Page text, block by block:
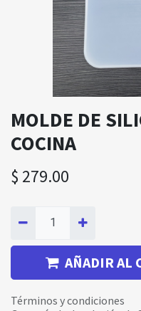
MOLDE DE
COCINA
$ 279.00
AÑADIR AL
Términos y condiciones